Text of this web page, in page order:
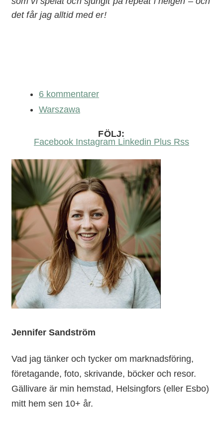
det får jag alltid med er!
6 kommentarer
Warszawa
FÖLJ:
Facebook Instagram Linkedin Plus Rss
Jennifer Sandström
Vad jag tänker och tycker om marknadsföring,
företagande, foto, skrivande, böcker och resor.
Gällivare är min hemstad, Helsingfors (eller Esbo)
mitt hem sen 10+ år.